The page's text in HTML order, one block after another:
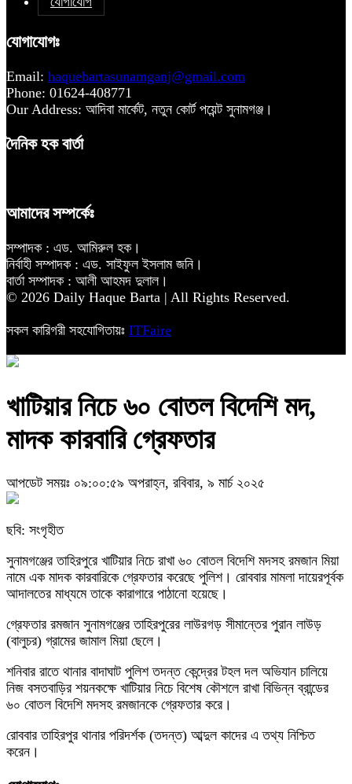
যোগাযোগঃ
Email: haquebartasunamganj@gmail.com
Phone: 01624-408771
Our Address: আদিবা মার্কেট, নতুন কোর্ট পয়েন্ট সুনামগঞ্জ।
দৈনিক হক বার্তা
আমাদের সম্পর্কেঃ
সম্পাদক : এড. আমিরুল হক।
নির্বাহী সম্পাদক : এড. সাইফুল ইসলাম জনি।
বার্তা সম্পাদক : আলী আহমদ দুলাল।
© 2026 Daily Haque Barta | All Rights Reserved.
সকল কারিগরী সহযোগিতায়ঃ ITFaire
খাটিয়ার নিচে ৬০ বোতল বিদেশি মদ,
মাদক কারবারি গ্রেফতার
আপডেট সময়ঃ ০৯:০০:৫৯ অপরাহ্ন, রবিবার, ৯ মার্চ ২০২৫
ছবি: সংগৃহীত
সুনামগঞ্জের তাহিরপুরে খাটিয়ার নিচে রাখা ৬০ বোতল বিদেশি মদসহ রমজান মিয়া
নামে এক মাদক কারবারিকে গ্রেফতার করেছে পুলিশ। রোববার মামলা দায়েরপূর্বক
আদালতের মাধ্যমে তাকে কারাগারে পাঠানো হয়েছে।
গ্রেফতার রমজান সুনামগঞ্জের তাহিরপুরের লাউরগড় সীমান্তের পুরান লাউড়
(বালুচর) গ্রামের জামাল মিয়া ছেলে।
শনিবার রাতে থানার বাদাঘাট পুলিশ তদন্ত কেন্দ্রের টহল দল অভিযান চালিয়ে
নিজ বসতবাড়ির শয়নকক্ষে খাটিয়ার নিচে বিশেষ কৌশলে রাখা বিভিন্ন ব্রান্ডের
৬০ বোতল বিদেশি মদসহ রমজানকে গ্রেফতার করে।
রোববার তাহিরপুর থানার পরিদর্শক (তদন্ত) আব্দুল কাদের এ তথ্য নিশ্চিত
করেন।